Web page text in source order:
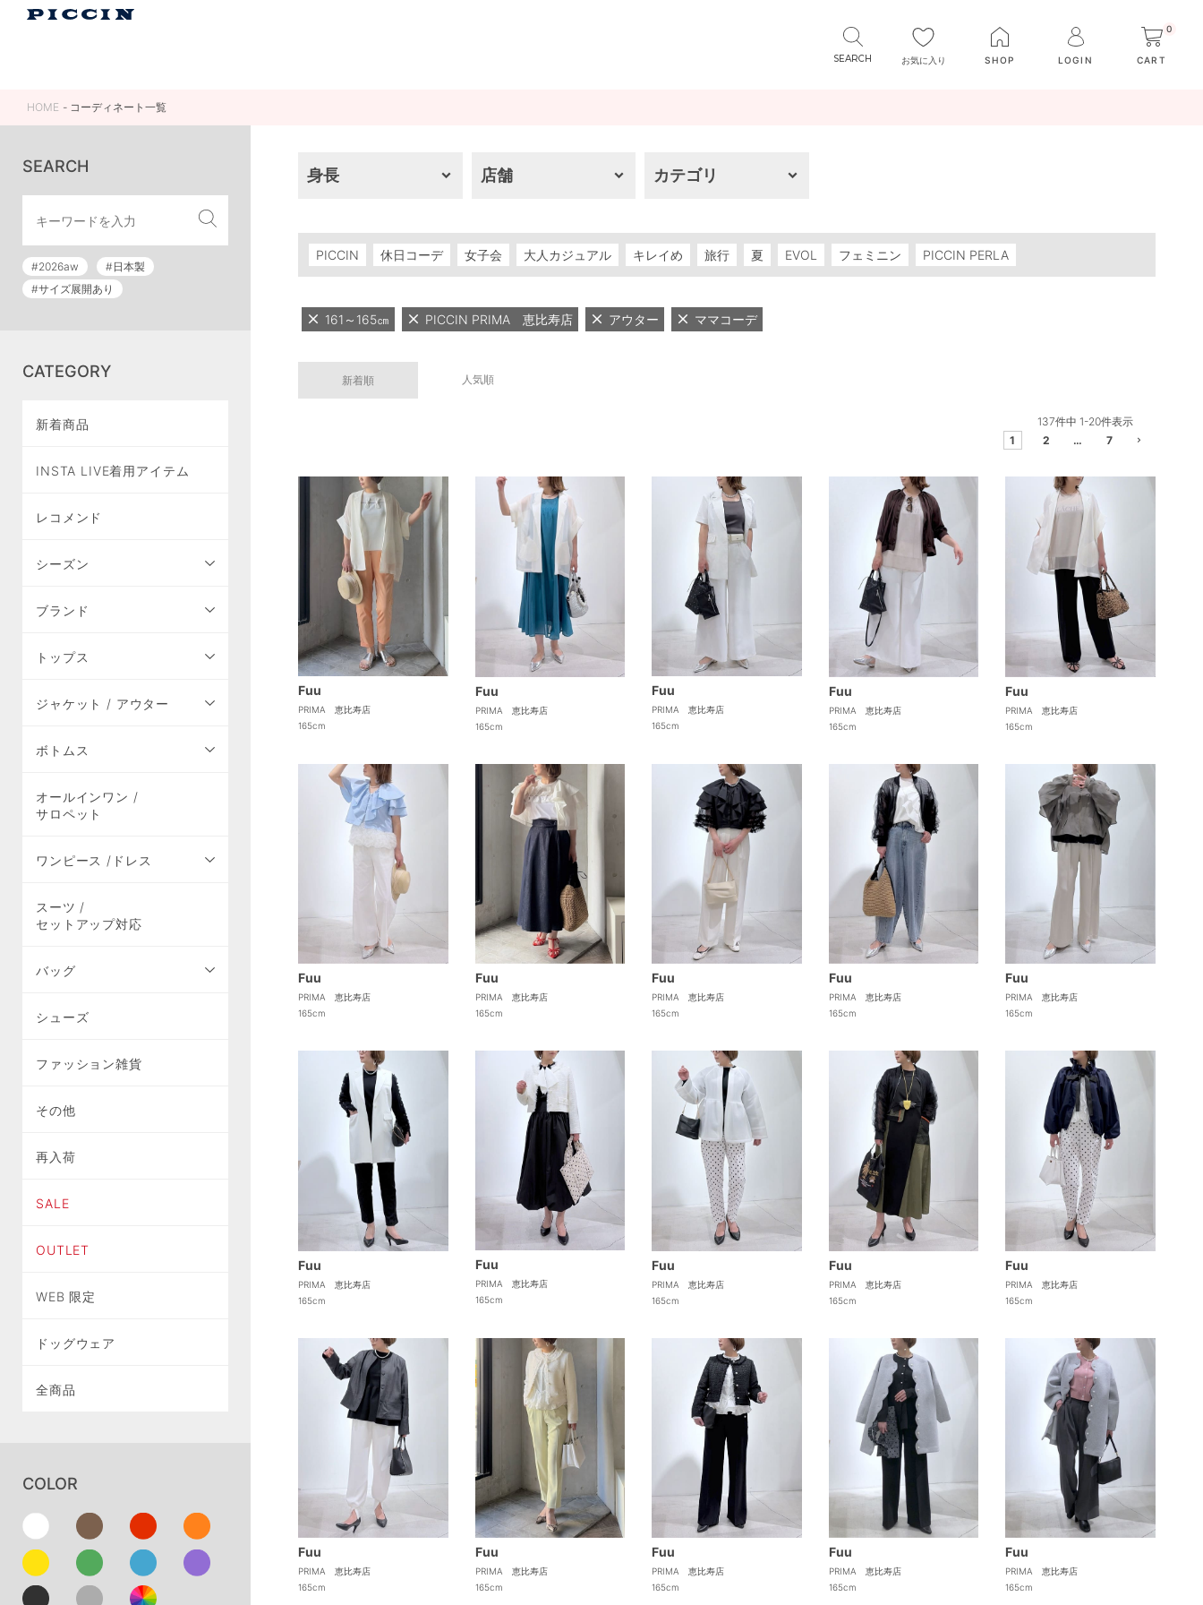
お気に入り SHOP LOGIN
0
CART
HOME コーディネート一覧
SEARCH
#2026aw
#日本製
#サイズ展開あり
CATEGORY
新着商品
INSTA LIVE着用アイテム
レコメンド
シーズン
ブランド
トップス
ジャケット / アウター
ボトムス
オールインワン /
サロペット
ワンピース /ドレス
スーツ /
セットアップ対応
バッグ
シューズ
ファッション雑貨
その他
再入荷
SALE
OUTLET
WEB 限定
ドッグウェア
全商品
COLOR
身長 店舗 カテゴリ
PICCIN 休日コーデ 女子会 大人カジュアル キレイめ 旅行 夏 EVOL フェミニン PICCIN PERLA
161～165㎝ PICCIN PRIMA 恵比寿店 アウター ママコーデ
新着順 人気順
137件中 1-20件表示
1
2 … 7
Fuu
PRIMA 恵比寿店
165cm
Fuu
PRIMA 恵比寿店
165cm
Fuu
PRIMA 恵比寿店
165cm
Fuu
PRIMA 恵比寿店
165cm
Fuu
PRIMA 恵比寿店
165cm
Fuu
PRIMA 恵比寿店
165cm
Fuu
PRIMA 恵比寿店
165cm
Fuu
PRIMA 恵比寿店
165cm
Fuu
PRIMA 恵比寿店
165cm
Fuu
PRIMA 恵比寿店
165cm
Fuu
PRIMA 恵比寿店
165cm
Fuu
PRIMA 恵比寿店
165cm
Fuu
PRIMA 恵比寿店
165cm
Fuu
PRIMA 恵比寿店
165cm
Fuu
PRIMA 恵比寿店
165cm
Fuu
PRIMA 恵比寿店
165cm
Fuu
PRIMA 恵比寿店
165cm
Fuu
PRIMA 恵比寿店
165cm
Fuu
PRIMA 恵比寿店
165cm
Fuu
PRIMA 恵比寿店
165cm